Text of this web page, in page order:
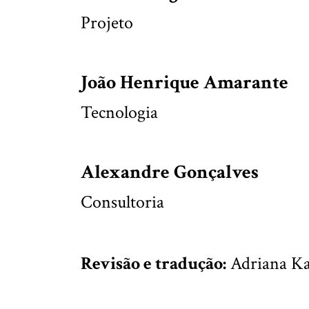
Projeto
João Henrique Amarante
Tecnologia
Alexandre Gonçalves
Consultoria
Revisão e tradução:Adriana